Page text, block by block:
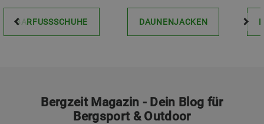
BARFUSSSCHUHE DAUNENJACKEN
Bergzeit Magazin - Dein Blog für
Bergsport & Outdoor